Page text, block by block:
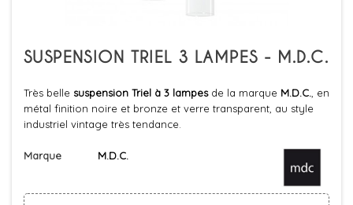
SUSPENSION TRIEL 3 LAMPES - M.D.C.
Très belle suspension Triel à 3 lampesde la marque M.D.C. , en
métal finition noire et bronze et verre transparent, au style
industriel vintage très tendance.
Marque M.D.C.